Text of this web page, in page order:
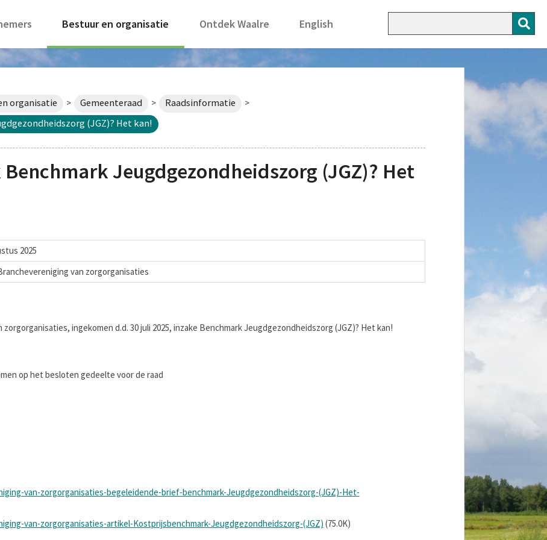
Bestuur en organisatie Ontdek Waalre English
organisatie > Gemeenteraad > Raadsinformatie >
(JGZ)? Het kan!
Jeugdgezondheidszorg (JGZ)? Het
2025
van zorgorganisaties
ingekomen d.d. 30 juli 2025, inzake Benchmark Jeugdgezondheidszorg (JGZ)? Het kan!
op het besloten gedeelte voor de raad
van-zorgorganisaties-begeleidende-brief-benchmark-Jeugdgezondheidszorg-(JGZ)-Het-
van-zorgorganisaties-artikel-Kostprijsbenchmark-Jeugdgezondheidszorg-(JGZ) (75.0K)